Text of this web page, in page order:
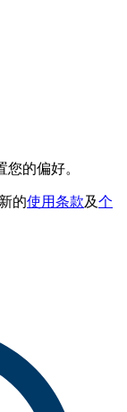
您的偏好。
的使用条款及个